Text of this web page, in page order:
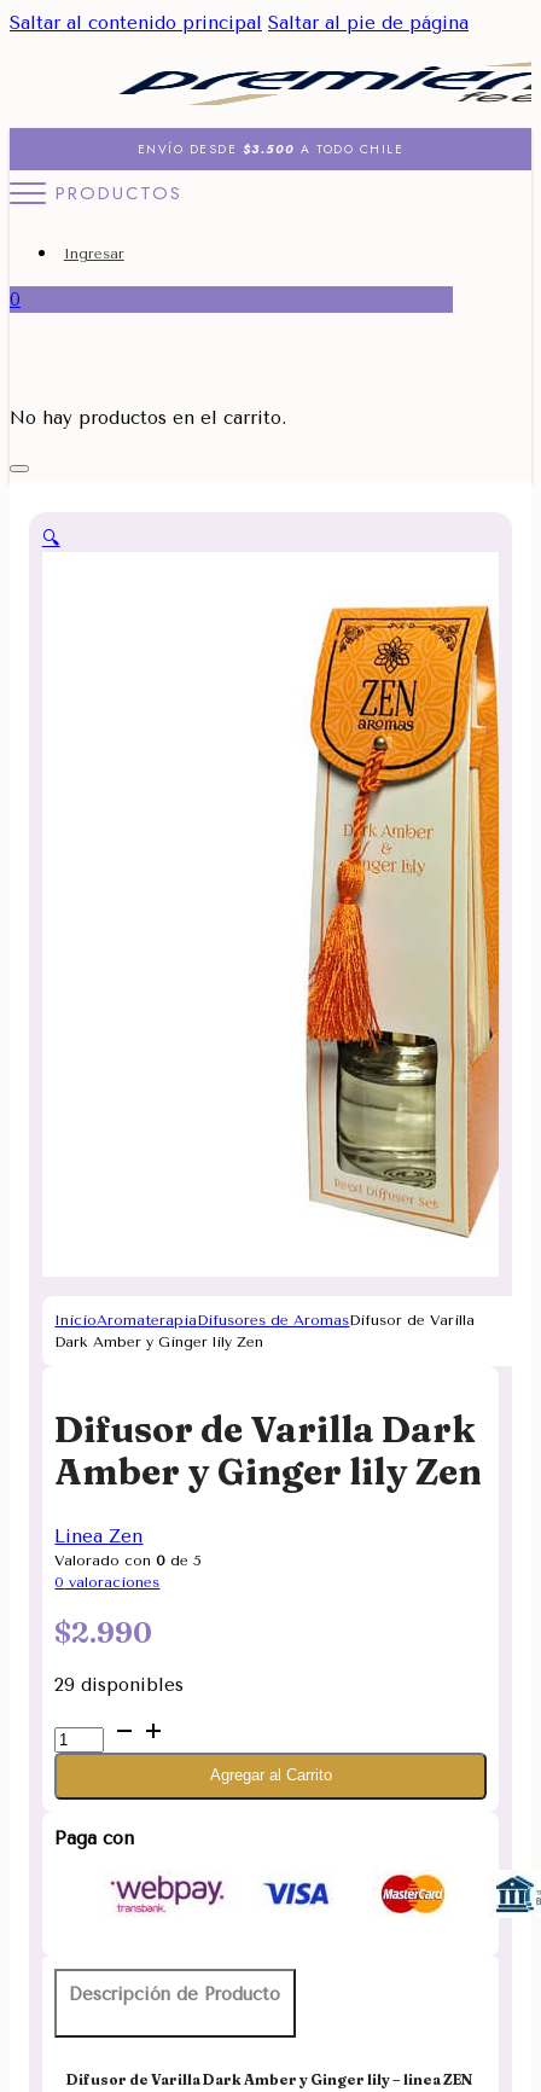
Saltar al contenido principal Saltar al pie de página
ENVÍO DESDE $3.500 A TODO CHILE
PRODUCTOS
Ingresar
0
No hay productos en el carrito.
🔍
InicioAromaterapiaDifusores de AromasDifusor de Varilla
Dark Amber y Ginger lily Zen
Difusor de Varilla Dark
Amber y Ginger lily Zen
Linea Zen
Valorado con0 de 5
0 valoraciones
$2.990
29 disponibles
Difusor
de
Amber
Ginger
cantidad
Agregar al Carrito
Paga con
Descripción de Producto
Difusor de Varilla Dark Amber y Ginger lily – linea ZEN